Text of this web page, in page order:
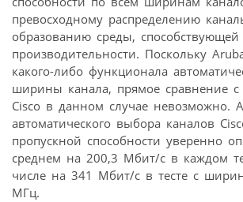
превосходному распределению
образованию среды, способствующей
производительности. Поскольку
какого-либо функционала
ширины канала, прямое сравнение с
Cisco в данном случае невозможно. А
автоматического выбора каналов
пропускной способности уверенно
среднем на 200,3 Мбит/с в каждом
числе на 341 Мбит/с в тесте с
МГц.